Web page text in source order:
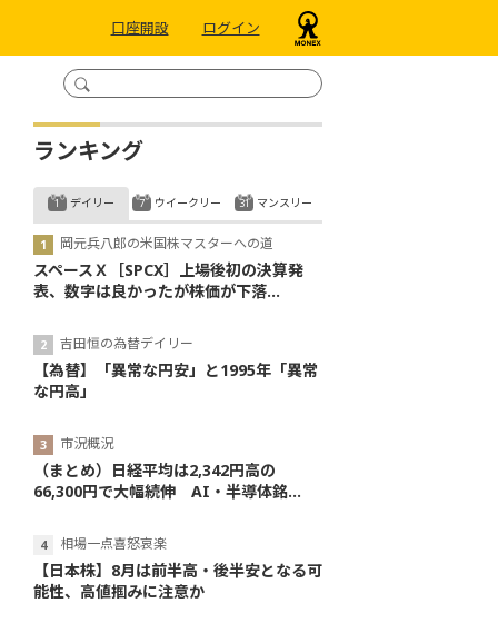
口座開設 ログイン
ランキング
デイリー
岡元兵八郎の米国株マスターへの道
スペースＸ［SPCX］上場後初の決算発
表、数字は良かったが株価が下落...
吉田恒の為替デイリー
【為替】「異常な円安」と1995年「異常
な円高」
市況概況
（まとめ）日経平均は2,342円高の
66,300円で大幅続伸 AI・半導体銘...
相場一点喜怒哀楽
【日本株】8月は前半高・後半安となる可
能性、高値掴みに注意か
ウイークリー マンスリー